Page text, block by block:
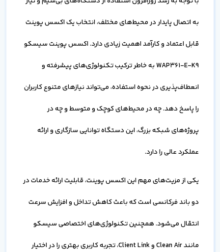
به اتصال پایدار در محیط‌های مختلف، انتخاب یک اکسس پوینت
قابل اعتماد و کارآمد اهمیت زیادی دارد. اکسس پوینت سیسکو
WAP361-E-K9 به خاطر ترکیب تکنولوژی‌های پیشرفته و
انعطاف‌پذیری در نحوه استفاده، می‌تواند نیازهای متنوع کاربران
را پاسخ دهد. چه در محیط‌های کوچک و متوسط و چه در
پروژه‌های شبکه بزرگ، این دستگاه توانایی سازگاری و ارائه
عملکرد عالی را دارد.
یکی از مزیت‌های مهم این اکسس پوینت، قابلیت ارائه خدمات در
دو باند فرکانسی است که باعث کاهش تداخل و افزایش سرعت
انتقال می‌شود. همچنین تکنولوژی‌های اختصاصی سیسکو
مانند Clean Air و Client Link، تجربه کاربری بهتری را در اختیار